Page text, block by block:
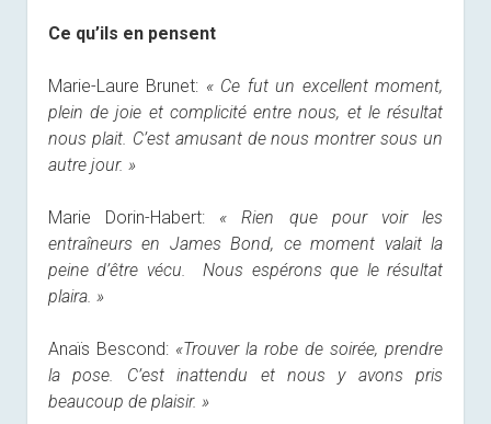
Ce qu’ils en pensent
Marie-Laure Brunet: « Ce fut un excellent moment,
plein de joie et complicité entre nous, et le résultat
nous plait. C’est amusant de nous montrer sous un
autre jour. »
Marie Dorin-Habert: « Rien que pour voir les
entraîneurs en James Bond, ce moment valait la
peine d’être vécu. Nous espérons que le résultat
plaira. »
Anaïs Bescond: «Trouver la robe de soirée, prendre
la pose. C’est inattendu et nous y avons pris
beaucoup de plaisir. »